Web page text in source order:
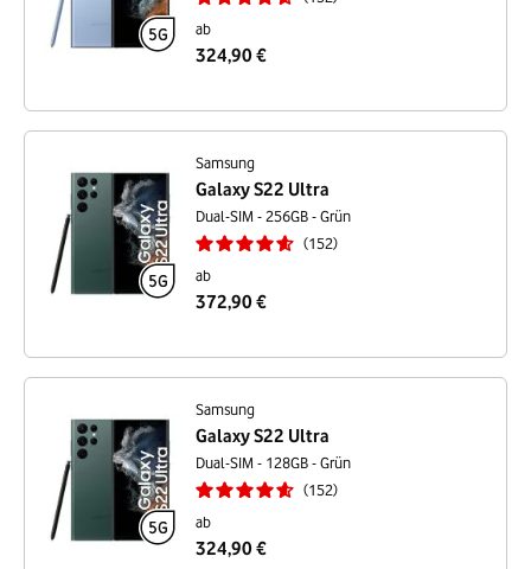
ab
324,90 €
Samsung
Galaxy S22 Ultra
Dual-SIM - 256GB - Grün
152
ab
372,90 €
Samsung
Galaxy S22 Ultra
Dual-SIM - 128GB - Grün
152
ab
324,90 €